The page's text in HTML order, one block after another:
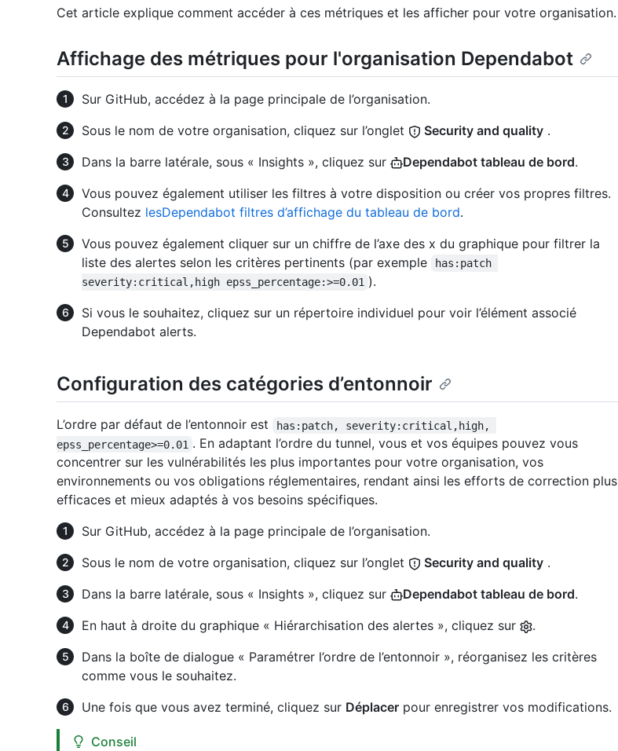
Cet article explique comment accéder à ces métriques et les afficher pour votre organisation.
Affichage des métriques pour l'organisation Dependabot
Sur GitHub, accédez à la page principale de l’organisation.
Sous le nom de votre organisation, cliquez sur l’onglet
Security and quality .
Dans la barre latérale, sous « Insights », cliquez sur
Dependabot tableau de bord.
Vous pouvez également utiliser les filtres à votre disposition ou créer vos propres filtres.
Consultez lesDependabot filtres d’affichage du tableau de bord.
Vous pouvez également cliquer sur un chiffre de l’axe des x du graphique pour filtrer la
liste des alertes selon les critères pertinents (par exemple
has:patch
severity:critical,high epss_percentage:>=0.01 ).
Si vous le souhaitez, cliquez sur un répertoire individuel pour voir l’élément associé
Dependabot alerts.
Configuration des catégories d’entonnoir
L’ordre par défaut de l’entonnoir est
has:patch, severity:critical,high,
epss_percentage>=0.01 . En adaptant l’ordre du tunnel, vous et vos équipes pouvez vous
concentrer sur les vulnérabilités les plus importantes pour votre organisation, vos
environnements ou vos obligations réglementaires, rendant ainsi les efforts de correction plus
efficaces et mieux adaptés à vos besoins spécifiques.
Sur GitHub, accédez à la page principale de l’organisation.
Sous le nom de votre organisation, cliquez sur l’onglet
Security and quality .
Dans la barre latérale, sous « Insights », cliquez sur
Dependabot tableau de bord.
En haut à droite du graphique « Hiérarchisation des alertes », cliquez sur
.
Dans la boîte de dialogue « Paramétrer l’ordre de l’entonnoir », réorganisez les critères
comme vous le souhaitez.
Une fois que vous avez terminé, cliquez sur Déplacer pour enregistrer vos modifications.
Conseil